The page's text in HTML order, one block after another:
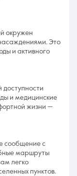
окружен
Это
и активного
доступности
и медицинские
жизни —
сообщение с
маршруты
легко
пунктов.